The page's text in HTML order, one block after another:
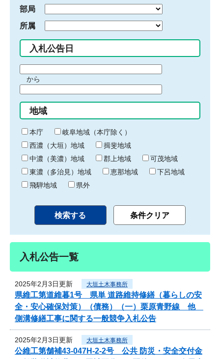
部局
所属
入札公告日
間
始
り
から
間
終
わ
り
地域
本庁
岐阜地域（本庁除く）
西濃（大垣）地域
揖斐地域
中濃（美濃）地域
郡上地域
可茂地域
東濃（多治見）地域
恵那地域
下呂地域
飛騨地域
県外
入札公告一覧
2025年2月3日更新 大垣土木事務所
県維工第道維暮1号 県単 道路維持修繕（暮らしの安
全・安心確保対策）（債務）（一）栗原青野線 他
側溝修繕工事に関する一般競争入札公告
2025年2月3日更新 大垣土木事務所
公維工第舗補43-047H-2-2号 公共 防災・安全交付金